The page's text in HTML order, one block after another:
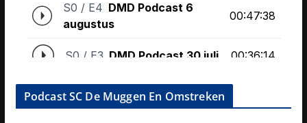
Podcast SC De Muggen En Omstreken